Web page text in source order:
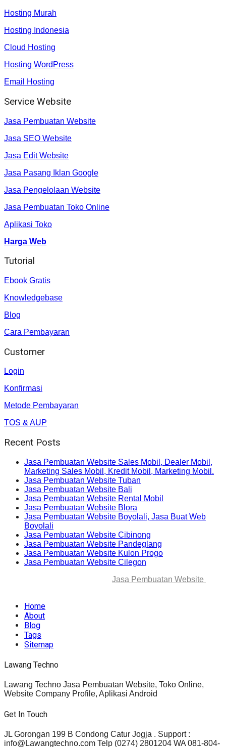
Hosting Murah
Hosting Indonesia
Cloud Hosting
Hosting WordPress
Email Hosting
Service Website
Jasa Pembuatan Website
Jasa SEO Website
Jasa Edit Website
Jasa Pasang Iklan Google
Jasa Pengelolaan Website
Jasa Pembuatan Toko Online
Aplikasi Toko
Harga Web
Tutorial
Ebook Gratis
Knowledgebase
Blog
Cara Pembayaran
Customer
Login
Konfirmasi
Metode Pembayaran
TOS & AUP
Recent Posts
Jasa Pembuatan Website Sales Mobil, Dealer Mobil,
Marketing Sales Mobil, Kredit Mobil, Marketing Mobil.
Jasa Pembuatan Website Tuban
Jasa Pembuatan Website Bali
Jasa Pembuatan Website Rental Mobil
Jasa Pembuatan Website Blora
Jasa Pembuatan Website Boyolali, Jasa Buat Web
Boyolali
Jasa Pembuatan Website Cibinong
Jasa Pembuatan Website Pandeglang
Jasa Pembuatan Website Kulon Progo
Jasa Pembuatan Website Cilegon
Jasa Pembuatan Website
Home
About
Blog
Tags
Sitemap
Lawang Techno
Lawang Techno Jasa Pembuatan Website, Toko Online,
Website Company Profile, Aplikasi Android
Get In Touch
JL Gorongan 199 B Condong Catur Jogja . Support :
info@Lawangtechno.com Telp (0274) 2801204 WA 081-804-